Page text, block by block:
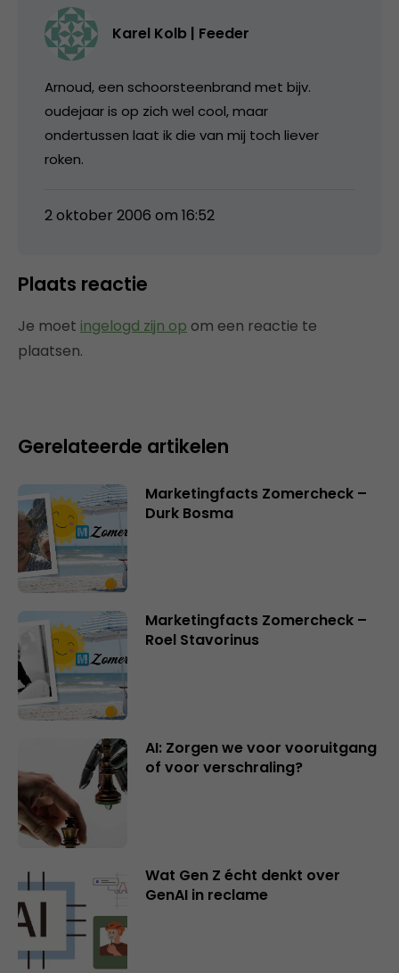
Karel Kolb | Feeder
Arnoud, een schoorsteenbrand met bijv.
oudejaar is op zich wel cool, maar
ondertussen laat ik die van mij toch liever
roken.
2 oktober 2006 om 16:52
Plaats reactie
Je moet ingelogd zijn op om een reactie te
plaatsen.
Gerelateerde artikelen
Marketingfacts Zomercheck –
Durk Bosma
Marketingfacts Zomercheck –
Roel Stavorinus
AI: Zorgen we voor vooruitgang
of voor verschraling?
Wat Gen Z écht denkt over
GenAI in reclame